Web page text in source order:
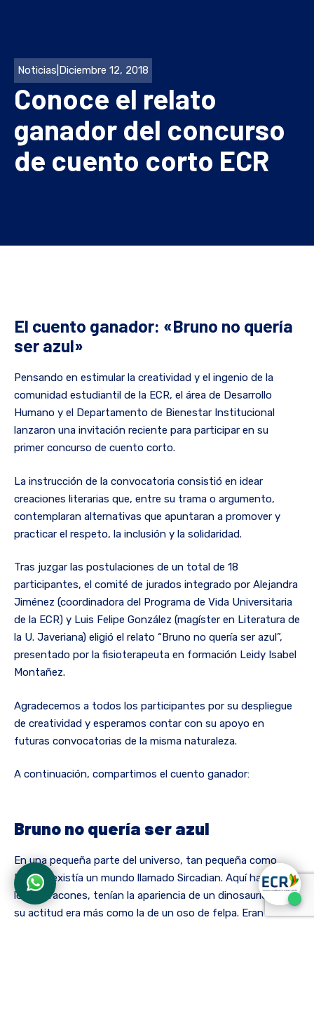
Noticias Diciembre 12, 2018
Conoce el relato
ganador del concurso
de cuento corto ECR
El cuento ganador: «Bruno no quería
ser azul»
Pensando en estimular la creatividad y el ingenio de la
comunidad estudiantil de la ECR, el área de Desarrollo
Humano y el Departamento de Bienestar Institucional
lanzaron una invitación reciente para participar en su
primer concurso de cuento corto.
La instrucción de la convocatoria consistió en idear
creaciones literarias que, entre su trama o argumento,
contemplaran alternativas que apuntaran a promover y
practicar el respeto, la inclusión y la solidaridad.
Tras juzgar las postulaciones de un total de 18
participantes, el comité de jurados integrado por Alejandra
Jiménez (coordinadora del Programa de Vida Universitaria
de la ECR) y Luis Felipe González (magíster en Literatura de
la U. Javeriana) eligió el relato “Bruno no quería ser azul”,
presentado por la fisioterapeuta en formación Leidy Isabel
Montañez.
Agradecemos a todos los participantes por su despliegue
de creatividad y esperamos contar con su apoyo en
futuras convocatorias de la misma naturaleza.
A continuación, compartimos el cuento ganador:
Bruno no quería ser azul
En una pequeña parte del universo, tan pequeña como
Plutón, existía un mundo llamado Sircadian. Aquí habitaban
los Sirdracones, tenían la apariencia de un dinosaurio, pero
su actitud era más como la de un oso de felpa. Eran